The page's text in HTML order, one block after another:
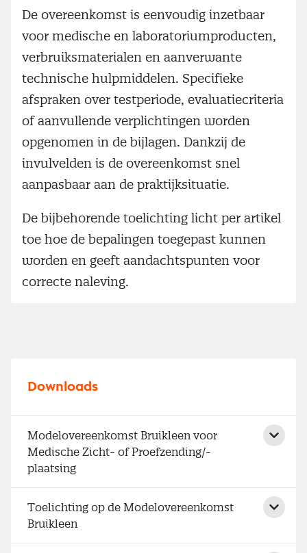
De overeenkomst is eenvoudig inzetbaar
voor medische en laboratoriumproducten,
verbruiksmaterialen en aanverwante
technische hulpmiddelen. Specifieke
afspraken over testperiode, evaluatiecriteria
of aanvullende verplichtingen worden
opgenomen in de bijlagen. Dankzij de
invulvelden is de overeenkomst snel
aanpasbaar aan de praktijksituatie.
De bijbehorende toelichting licht per artikel
toe hoe de bepalingen toegepast kunnen
worden en geeft aandachtspunten voor
correcte naleving.
Downloads
Modelovereenkomst Bruikleen voor
Medische Zicht- of Proefzending/-
plaatsing
Toelichting op de Modelovereenkomst
Bruikleen